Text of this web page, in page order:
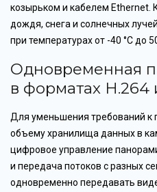
козырьком и кабелем
дождя, снега и солнечных
при температурах от -40 °C до
Одновременная
в форматах H.264
Для уменьшения требований к
объему хранилища данных в
цифровое управление
и передача потоков с разных
одновременно передавать